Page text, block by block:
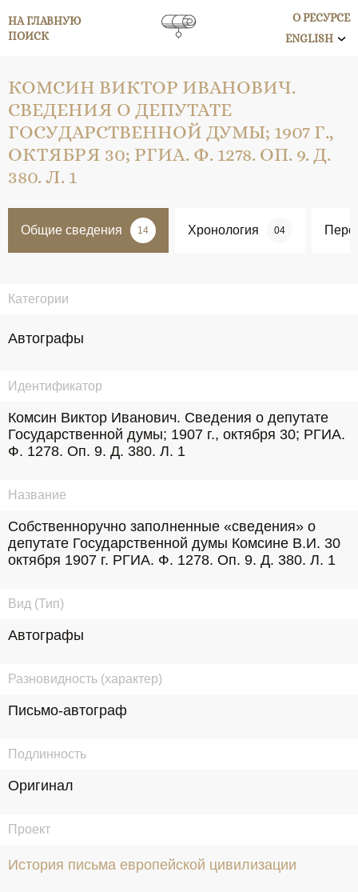
НА ГЛАВНУЮ
ПОИСК
О РЕСУРСЕ
ENGLISH
КОМСИН ВИКТОР ИВАНОВИЧ.
СВЕДЕНИЯ О ДЕПУТАТЕ
ГОСУДАРСТВЕННОЙ ДУМЫ; 1907 Г.,
ОКТЯБРЯ 30; РГИА. Ф. 1278. ОП. 9. Д.
380. Л. 1
Общие сведения 14 Хронология 04
Категории
Автографы
Идентификатор
Комсин Виктор Иванович. Сведения о депутате
Государственной думы; 1907 г., октября 30; РГИА.
Ф. 1278. Оп. 9. Д. 380. Л. 1
Название
Собственноручно заполненные «сведения» о
депутате Государственной думы Комсине В.И. 30
октября 1907 г. РГИА. Ф. 1278. Оп. 9. Д. 380. Л. 1
Вид (Тип)
Автографы
Разновидность (характер)
Письмо-автограф
Подлинность
Оригинал
Проект
История письма европейской цивилизации